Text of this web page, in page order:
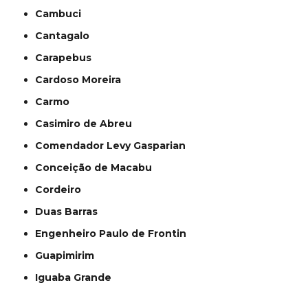
Cambuci
Cantagalo
Carapebus
Cardoso Moreira
Carmo
Casimiro de Abreu
Comendador Levy Gasparian
Conceição de Macabu
Cordeiro
Duas Barras
Engenheiro Paulo de Frontin
Guapimirim
Iguaba Grande